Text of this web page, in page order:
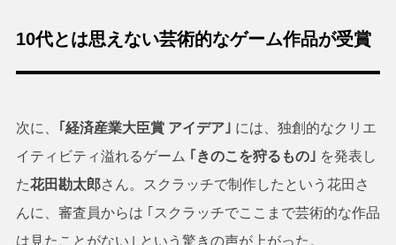
10代とは思えない芸術的なゲーム作品が受賞
次に、 ｢経済産業大臣賞 アイデア｣ には、独創的なクリエ
イティビティ溢れるゲーム ｢きのこを狩るもの｣ を発表し
た花田勘太郎さん。スクラッチで制作したという花田さ
んに、審査員からは ｢スクラッチでここまで芸術的な作品
は見たことがない｣ という驚きの声が上がった。